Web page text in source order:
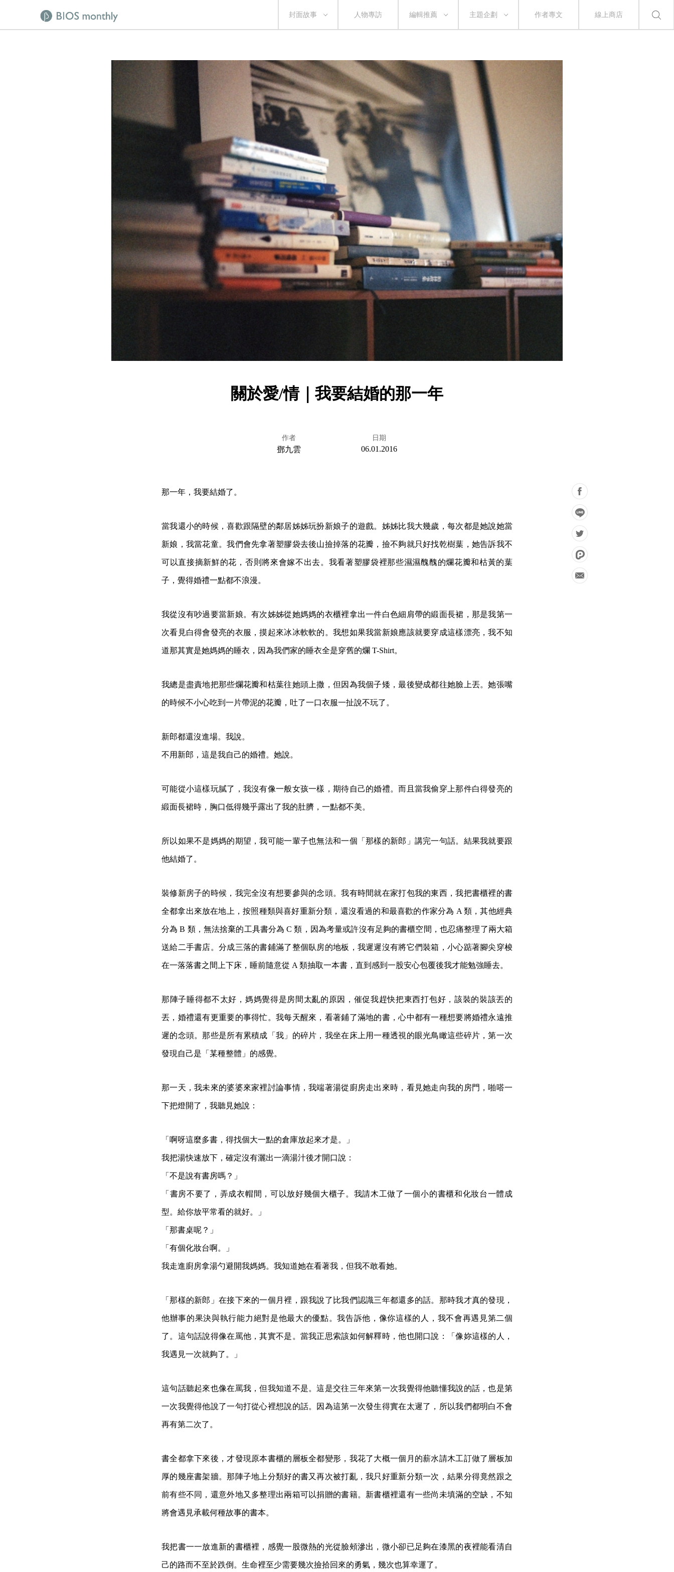
封面故事 人物專訪 編輯推薦 主題企劃 作者專文 線上商店
關於愛/情｜我要結婚的那一年
作者
鄧九雲
日期
06.01.2016
那一年，我要結婚了。
當我還小的時候，喜歡跟隔壁的鄰居姊姊玩扮新娘子的遊戲。姊姊比我大幾歲，每次都是她說她當
新娘，我當花童。我們會先拿著塑膠袋去後山撿掉落的花瓣，撿不夠就只好找乾樹葉，她告訴我不
可以直接摘新鮮的花，否則將來會嫁不出去。我看著塑膠袋裡那些濕濕醜醜的爛花瓣和枯黃的葉
子，覺得婚禮一點都不浪漫。
我從沒有吵過要當新娘。有次姊姊從她媽媽的衣櫃裡拿出一件白色細肩帶的緞面長裙，那是我第一
次看見白得會發亮的衣服，摸起來冰冰軟軟的。我想如果我當新娘應該就要穿成這樣漂亮，我不知
道那其實是她媽媽的睡衣，因為我們家的睡衣全是穿舊的爛 T-Shirt。
我總是盡責地把那些爛花瓣和枯葉往她頭上撒，但因為我個子矮，最後變成都往她臉上丟。她張嘴
的時候不小心吃到一片帶泥的花瓣，吐了一口衣服一扯說不玩了。
新郎都還沒進場。我說。
不用新郎，這是我自己的婚禮。她說。
可能從小這樣玩膩了，我沒有像一般女孩一樣，期待自己的婚禮。而且當我偷穿上那件白得發亮的
緞面長裙時，胸口低得幾乎露出了我的肚臍，一點都不美。
所以如果不是媽媽的期望，我可能一輩子也無法和一個「那樣的新郎」講完一句話。結果我就要跟
他結婚了。
裝修新房子的時候，我完全沒有想要參與的念頭。我有時間就在家打包我的東西，我把書櫃裡的書
全都拿出來放在地上，按照種類與喜好重新分類，還沒看過的和最喜歡的作家分為 A 類，其他經典
分為 B 類，無法捨棄的工具書分為 C 類，因為考量或許沒有足夠的書櫃空間，也忍痛整理了兩大箱
送給二手書店。分成三落的書鋪滿了整個臥房的地板，我遲遲沒有將它們裝箱，小心踮著腳尖穿梭
在一落落書之間上下床，睡前隨意從 A 類抽取一本書，直到感到一股安心包覆後我才能勉強睡去。
那陣子睡得都不太好，媽媽覺得是房間太亂的原因，催促我趕快把東西打包好，該裝的裝該丟的
丟，婚禮還有更重要的事得忙。我每天醒來，看著鋪了滿地的書，心中都有一種想要將婚禮永遠推
遲的念頭。那些是所有累積成「我」的碎片，我坐在床上用一種透視的眼光鳥瞰這些碎片，第一次
發現自己是「某種整體」的感覺。
那一天，我未來的婆婆來家裡討論事情，我端著湯從廚房走出來時，看見她走向我的房門，啪嗒一
下把燈開了，我聽見她說：
「啊呀這麼多書，得找個大一點的倉庫放起來才是。」
我把湯快速放下，確定沒有灑出一滴湯汁後才開口說：
「不是說有書房嗎？」
「書房不要了，弄成衣帽間，可以放好幾個大櫃子。我請木工做了一個小的書櫃和化妝台一體成
型。給你放平常看的就好。」
「那書桌呢？」
「有個化妝台啊。」
我走進廚房拿湯勺避開我媽媽。我知道她在看著我，但我不敢看她。
「那樣的新郎」在接下來的一個月裡，跟我說了比我們認識三年都還多的話。那時我才真的發現，
他辦事的果決與執行能力絕對是他最大的優點。我告訴他，像你這樣的人，我不會再遇見第二個
了。這句話說得像在罵他，其實不是。當我正思索該如何解釋時，他也開口說：「像妳這樣的人，
我遇見一次就夠了。」
這句話聽起來也像在罵我，但我知道不是。這是交往三年來第一次我覺得他聽懂我說的話，也是第
一次我覺得他說了一句打從心裡想說的話。因為這第一次發生得實在太遲了，所以我們都明白不會
再有第二次了。
書全都拿下來後，才發現原本書櫃的層板全都變形，我花了大概一個月的薪水請木工訂做了層板加
厚的幾座書架牆。那陣子地上分類好的書又再次被打亂，我只好重新分類一次，結果分得竟然跟之
前有些不同，還意外地又多整理出兩箱可以捐贈的書籍。新書櫃裡還有一些尚未填滿的空缺，不知
將會遇見承載何種故事的書本。
我把書一一放進新的書櫃裡，感覺一股微熱的光從臉頰滲出，微小卻已足夠在漆黑的夜裡能看清自
己的路而不至於跌倒。生命裡至少需要幾次撿拾回來的勇氣，幾次也算幸運了。